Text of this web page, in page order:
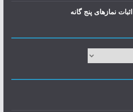
اثبات نمازهای پنج گانه